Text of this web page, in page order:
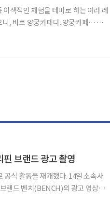
색적인 체험을 테마로 하는 여러 레
, 바로 양궁카페다. 양궁카페… 정말
브랜드 광고 촬영
을 재개했다. 14일 소속사
랜드 벤치(BENCH)의 광고 영상과